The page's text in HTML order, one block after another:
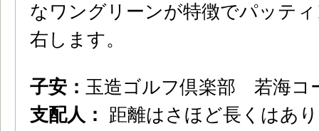
なワングリーンが特徴でパッテ
右します。
子安： 玉造ゴルフ倶楽部 若海コ
支配人： 距離はさほど長くはあ